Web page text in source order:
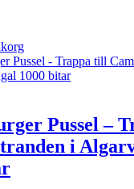
Pussel –
i